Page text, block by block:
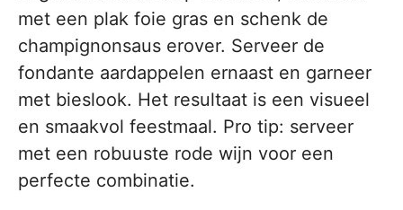
met een plak foie gras en schenk de
champignonsaus erover. Serveer de
fondante aardappelen ernaast en garneer
met bieslook. Het resultaat is een visueel
en smaakvol feestmaal. Pro tip: serveer
met een robuuste rode wijn voor een
perfecte combinatie.